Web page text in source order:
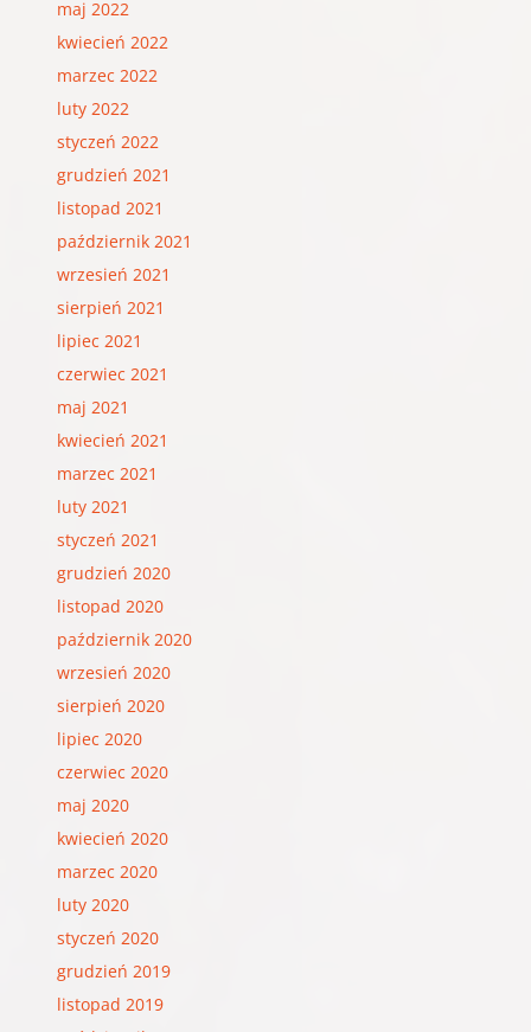
maj 2022
kwiecień 2022
marzec 2022
luty 2022
styczeń 2022
grudzień 2021
listopad 2021
październik 2021
wrzesień 2021
sierpień 2021
lipiec 2021
czerwiec 2021
maj 2021
kwiecień 2021
marzec 2021
luty 2021
styczeń 2021
grudzień 2020
listopad 2020
październik 2020
wrzesień 2020
sierpień 2020
lipiec 2020
czerwiec 2020
maj 2020
kwiecień 2020
marzec 2020
luty 2020
styczeń 2020
grudzień 2019
listopad 2019